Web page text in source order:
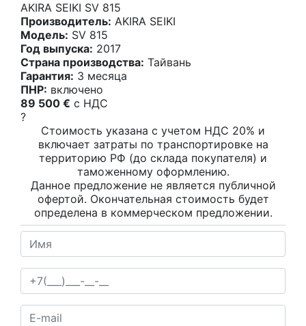
AKIRA SEIKI SV 815
Производитель: AKIRA SEIKI
Модель: SV 815
Год выпуска: 2017
Страна производства: Тайвань
Гарантия: 3 месяца
ПНР: включено
89 500 € c НДС
?
Стоимость указана с учетом НДС 20% и
включает затраты по транспортировке на
территорию РФ (до склада покупателя) и
таможенному оформлению.
Данное предложение не является публичной
офертой. Окончательная стоимость будет
определена в коммерческом предложении.